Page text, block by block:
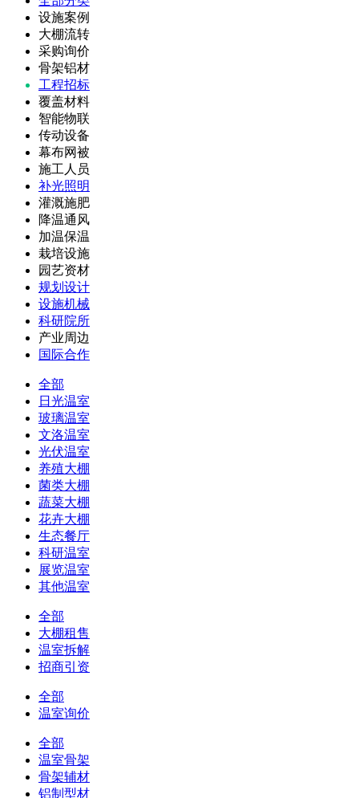
设施案例
大棚流转
采购询价
骨架铝材
工程招标
覆盖材料
智能物联
传动设备
幕布网被
施工人员
补光照明
灌溉施肥
降温通风
加温保温
栽培设施
园艺资材
规划设计
设施机械
科研院所
产业周边
国际合作
全部
日光温室
玻璃温室
文洛温室
光伏温室
养殖大棚
菌类大棚
蔬菜大棚
花卉大棚
生态餐厅
科研温室
展览温室
其他温室
全部
大棚租售
温室拆解
招商引资
全部
温室询价
全部
温室骨架
骨架辅材
铝制型材